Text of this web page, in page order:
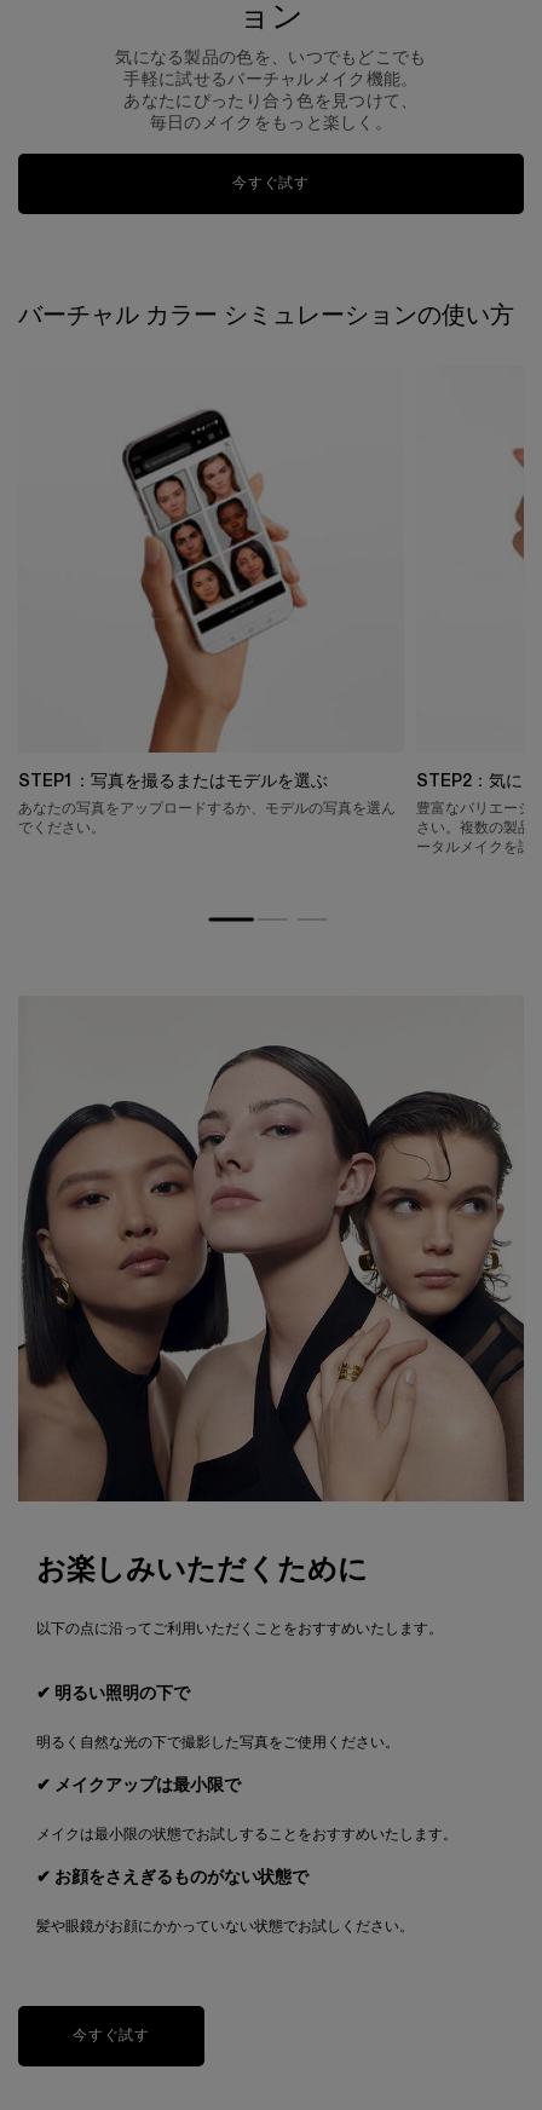
ョン
気になる製品の色を、いつでもどこでも
手軽に試せるバーチャルメイク機能。
あなたにぴったり合う色を見つけて、
毎日のメイクをもっと楽しく。
今すぐ試す
バーチャル カラー シミュレーションの使い方
STEP1：写真を撮るまたはモデルを選ぶ
あなたの写真をアップロードするか、 モデルの写真を選ん
でください。
STEP2：気に
豊富なバリエーシ
さい。複数の製品
ータルメイクを試
お楽しみいただくために
以下の点に沿ってご利用いただくことをおすすめいたします。
✔ 明るい照明の下で
明るく自然な光の下で撮影した写真をご使用ください。
✔ メイクアップは最小限で
メイクは最小限の状態でお試しすることをおすすめいたします。
✔ お顔をさえぎるものがない状態で
髪や眼鏡がお顔にかかっていない状態でお試しください。
今すぐ試す